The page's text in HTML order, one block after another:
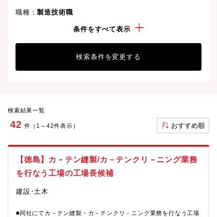
職種：製造技術職
条件をすべて表示
検索条件を変更する
検索結果一覧
42 件（1～42件表示） おすすめ順
【徳島】カ－テン縫製/カ－テンクリ－ニング業務
を行なう工場の工場長候補
建設･土木
■同社にてカ－テン縫製・カ－テンクリ－ニング業務を行なう工場